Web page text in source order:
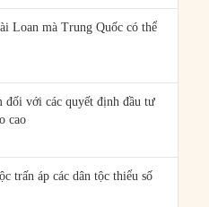
Loan mà Trung Quốc có thể
đối với các quyết định đầu tư
cao
trấn áp các dân tộc thiểu số